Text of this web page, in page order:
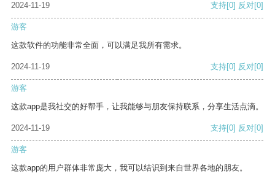
2024-11-19
支持[0] 反对[0]
游客
这款软件的功能非常全面，可以满足我所有需求。
2024-11-19 支持[0] 反对[0]
游客
这款app是我社交的好帮手，让我能够与朋友保持联系，分享生活点滴。
2024-11-19 支持[0] 反对[0]
游客
这款app的用户群体非常庞大，我可以结识到来自世界各地的朋友。